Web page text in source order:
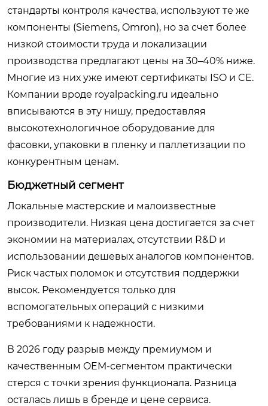
стандарты контроля качества, используют те же
компоненты (Siemens, Omron), но за счет более
низкой стоимости труда и локализации
производства предлагают цены на 30–40% ниже.
Многие из них уже имеют сертификаты ISO и CE.
Компании вроде royalpacking.ru идеально
вписываются в эту нишу, предоставляя
высокотехнологичное оборудование для
фасовки, упаковки в пленку и паллетизации по
конкурентным ценам.
Бюджетный сегмент
Локальные мастерские и малоизвестные
производители. Низкая цена достигается за счет
экономии на материалах, отсутствии R&D и
использовании дешевых аналогов компонентов.
Риск частых поломок и отсутствия поддержки
высок. Рекомендуется только для
вспомогательных операций с низкими
требованиями к надежности.
В 2026 году разрыв между премиумом и
качественным OEM-сегментом практически
стерся с точки зрения функционала. Разница
осталась лишь в бренде и цене сервиса.